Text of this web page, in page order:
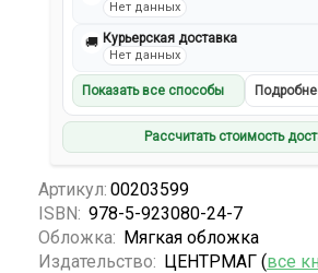
Нет данных
🚚 Курьерская доставка
Нет данных
Показать все способы
Рассчитать стоимость
Артикул: 00203599
ISBN: 978-5-923080-24-7
Обложка: Мягкая обложка
Издательство: ЦЕНТРМАГ (все